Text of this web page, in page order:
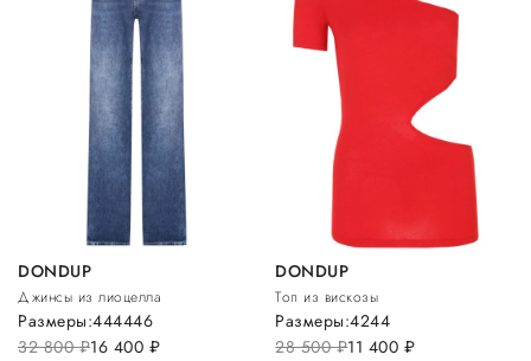
DONDUP
Джинсы из лиоцелла
32 800руб.16 400 руб.
Размеры:444446
DONDUP
Топ из вискозы
28 500руб.11 400 руб.
Размеры:4244